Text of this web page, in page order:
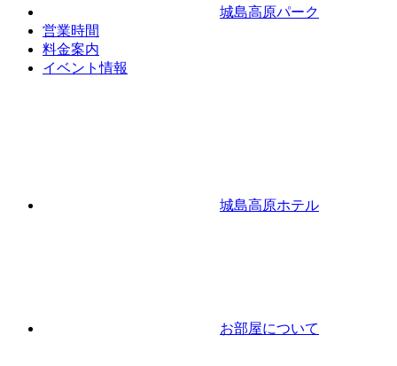
城島高原パーク
営業時間
料金案内
イベント情報
城島高原ホテル
お部屋について